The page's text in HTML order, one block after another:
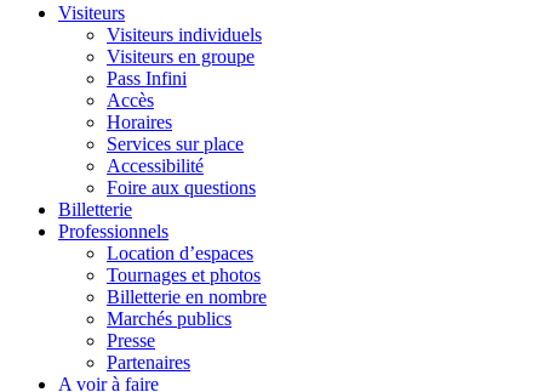
Visiteurs
Visiteurs individuels
Visiteurs en groupe
Pass Infini
Accès
Horaires
Services sur place
Accessibilité
Foire aux questions
Billetterie
Professionnels
Location d’espaces
Tournages et photos
Billetterie en nombre
Marchés publics
Presse
Partenaires
A voir à faire